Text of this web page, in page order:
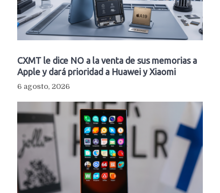
CXMT le dice NO a la venta de sus memorias a
Apple y dará prioridad a Huawei y Xiaomi
6 agosto, 2026